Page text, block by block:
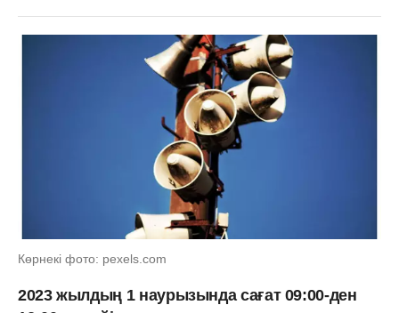
Көрнекі фото: pexels.com
2023 жылдың 1 наурызында сағат 09:00-ден